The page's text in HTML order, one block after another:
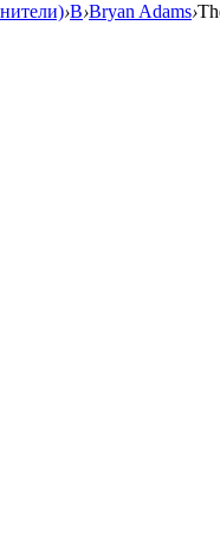
›B›Bryan Adams›